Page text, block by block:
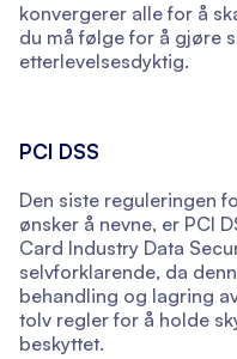
konvergerer alle for å
du må følge for å gjøre
etterlevelsesdyktig.
PCI DSS
Den siste reguleringen
ønsker å nevne, er PCI
Card Industry Data
selvforklarende, da
behandling og lagring
tolv regler for å holde
beskyttet.